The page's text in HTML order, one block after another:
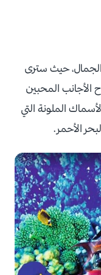
حيث سترى
الأجانب المحبين
الملونة التي
الأحمر.